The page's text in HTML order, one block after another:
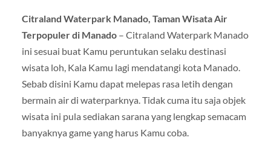
Citraland Waterpark Manado, Taman Wisata Air
Terpopuler di Manado– Citraland Waterpark Manado
ini sesuai buat Kamu peruntukan selaku destinasi
wisata loh, Kala Kamu lagi mendatangi kota Manado.
Sebab disini Kamu dapat melepas rasa letih dengan
bermain air di waterparknya. Tidak cuma itu saja objek
wisata ini pula sediakan sarana yang lengkap semacam
banyaknya game yang harus Kamu coba.